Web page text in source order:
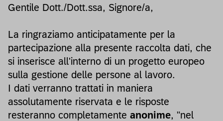
Gentile Dott./Dott.ssa, Signore/a,
La ringraziamo anticipatamente per la
partecipazione alla presente raccolta dati, che
si inserisce all'interno di un progetto europeo
sulla gestione delle persone al lavoro.
I dati verranno trattati in maniera
assolutamente riservata e le risposte
resteranno completamente anonime, "nel